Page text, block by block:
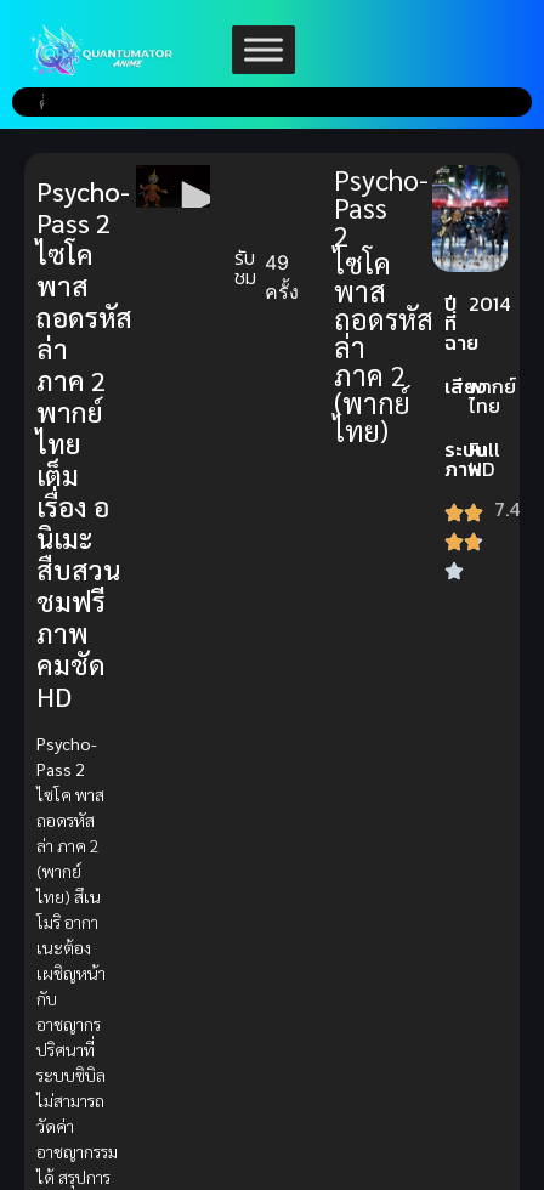
รับ
ชม 49
ครั้ง
Psycho-
Pass
2
ไซโค
พาส
ถอดรหัส
ล่า
ภาค 2
(พากย์
ไทย)
ปี
ที่
ฉาย
2014
เสียงพากย์
ไทย
ระบบ
ภาพ
Full
HD
7.4
Psycho-
Pass 2
ไซโค
พาส
ถอดรหัส
ล่า
ภาค 2
พากย์
ไทย
เต็ม
เรื่อง อ
นิเมะ
สืบสวน
ชมฟรี
ภาพ
คมชัด
HD
Psycho-
Pass 2
ไซโค พาส
ถอดรหัส
ล่า ภาค 2
(พากย์
ไทย) สึเน
โมริ อากา
เนะต้อง
เผชิญหน้า
กับ
อาชญากร
ปริศนาที่
ระบบซิบิล
ไม่สามารถ
วัดค่า
อาชญากรรม
ได้ สรุปการ